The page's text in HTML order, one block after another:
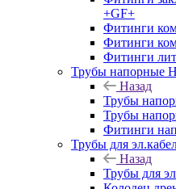
+GF+
Фитинги
Фитинги
Фитинги
Трубы напорные
Назад
Трубы
Трубы
Фитинги
Трубы для
Назад
Трубы для